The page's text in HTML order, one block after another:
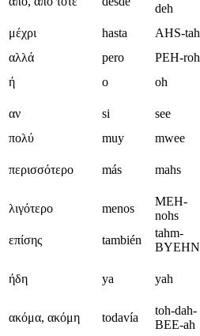
deh
μέχρι
hasta AHS-tah
αλλά
pero PEH-roh
ή
o oh
αν
si see
πολύ
muy mwee
περισσότερο más mahs
λιγότερο
menos
MEH-
nohs
επίσης también
tahm-
BYEHN
ήδη ya yah
ακόμα, ακόμη
todavía
toh-dah-
BEE-ah